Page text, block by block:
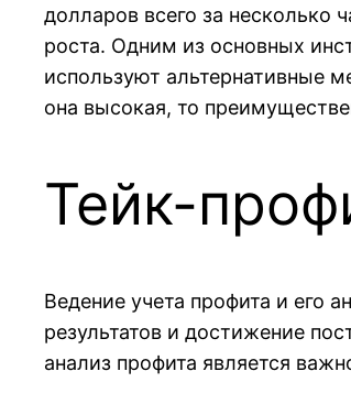
долларов всего за несколько
роста. Одним из основных
используют альтернативные
она высокая, то
Тейк-
Ведение учета профита и его
результатов и достижение
анализ профита является